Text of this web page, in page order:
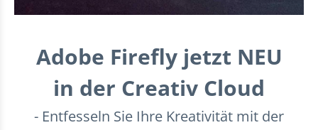
Adobe Firefly jetzt NEU
in der Creativ Cloud
- Entfesseln Sie Ihre Kreativität mit der